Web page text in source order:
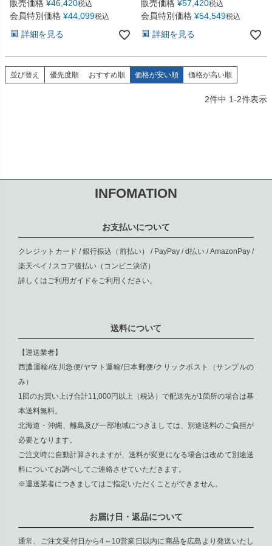
販売価格 ¥46,420税込
会員特別価格 ¥44,099税込
詳細を見る
販売価格 ¥57,420税込
会員特別価格 ¥54,549税込
詳細を見る
並び替え 優先度順 おすすめ順 価格が安い順 価格が高い順
2件中 1-2件表示
INFOMATION
お支払いについて
クレジットカード / 銀行振込（前払い） / PayPay / d払い / AmazonPay /
楽天ペイ / スコア後払い（コンビニ決済）
詳しくはご利用ガイドをご利用ください。
送料について
【運送業者】
西濃運輸/佐川急便/ヤマト運輸/日本郵便/クリックポスト（サンプルの
み）
1回のお買い上げ合計11,000円以上（税込）で配送先が1箇所の場合は基
本送料無料。
北海道・沖縄、離島及び一部地域につきましては、別途送料のご負担が
必要となります。
ご注文時に自動計算されますが、送料が変更になる場合は改めて別途送
料についてお調べしてご連絡させていただきます。
※運送業者につきましてはご指定いただくことができません。
お届け日・返品について
通常、ご注文受付日から4～10営業日以内に商品を広島より発送いたし